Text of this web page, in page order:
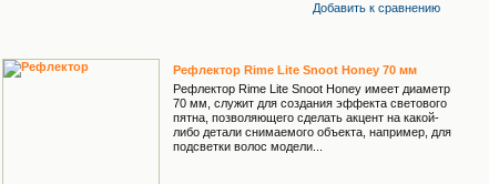
Добавить к cравнению
Рефлектор Rime Lite Snoot Honey 70 мм
Рефлектор Rime Lite Snoot Honey имеет диаметр
70 мм, служит для создания эффекта светового
пятна, позволяющего сделать акцент на какой-
либо детали снимаемого объекта, например, для
подсветки волос модели...